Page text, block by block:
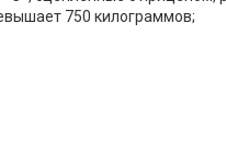
750 килограммов;